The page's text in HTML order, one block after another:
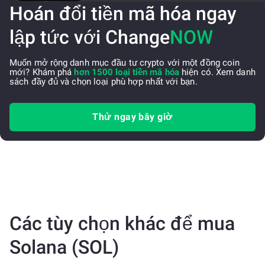
Hoán đổi tiền mã hóa ngay
lập tức với ChangeNOW
Muốn mở rộng danh mục đầu tư crypto với một đồng coin
mới? Khám pháhơn 1500 loại tiền mã hóahiện có. Xem danh
sách đầy đủ và chọn loại phù hợp nhất với bạn.
Thử ngay bây giờ
Các tùy chọn khác để mua
Solana (SOL)